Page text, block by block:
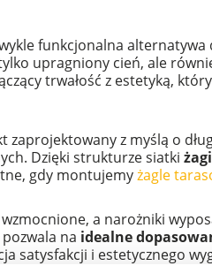
funkcjonalna
upragniony cień, ale
trwałość z estetyką,
z myślą o
Dzięki strukturze siatki
gdy montujemyżagle
a narożniki
na idealne
satysfakcji i estetycznego